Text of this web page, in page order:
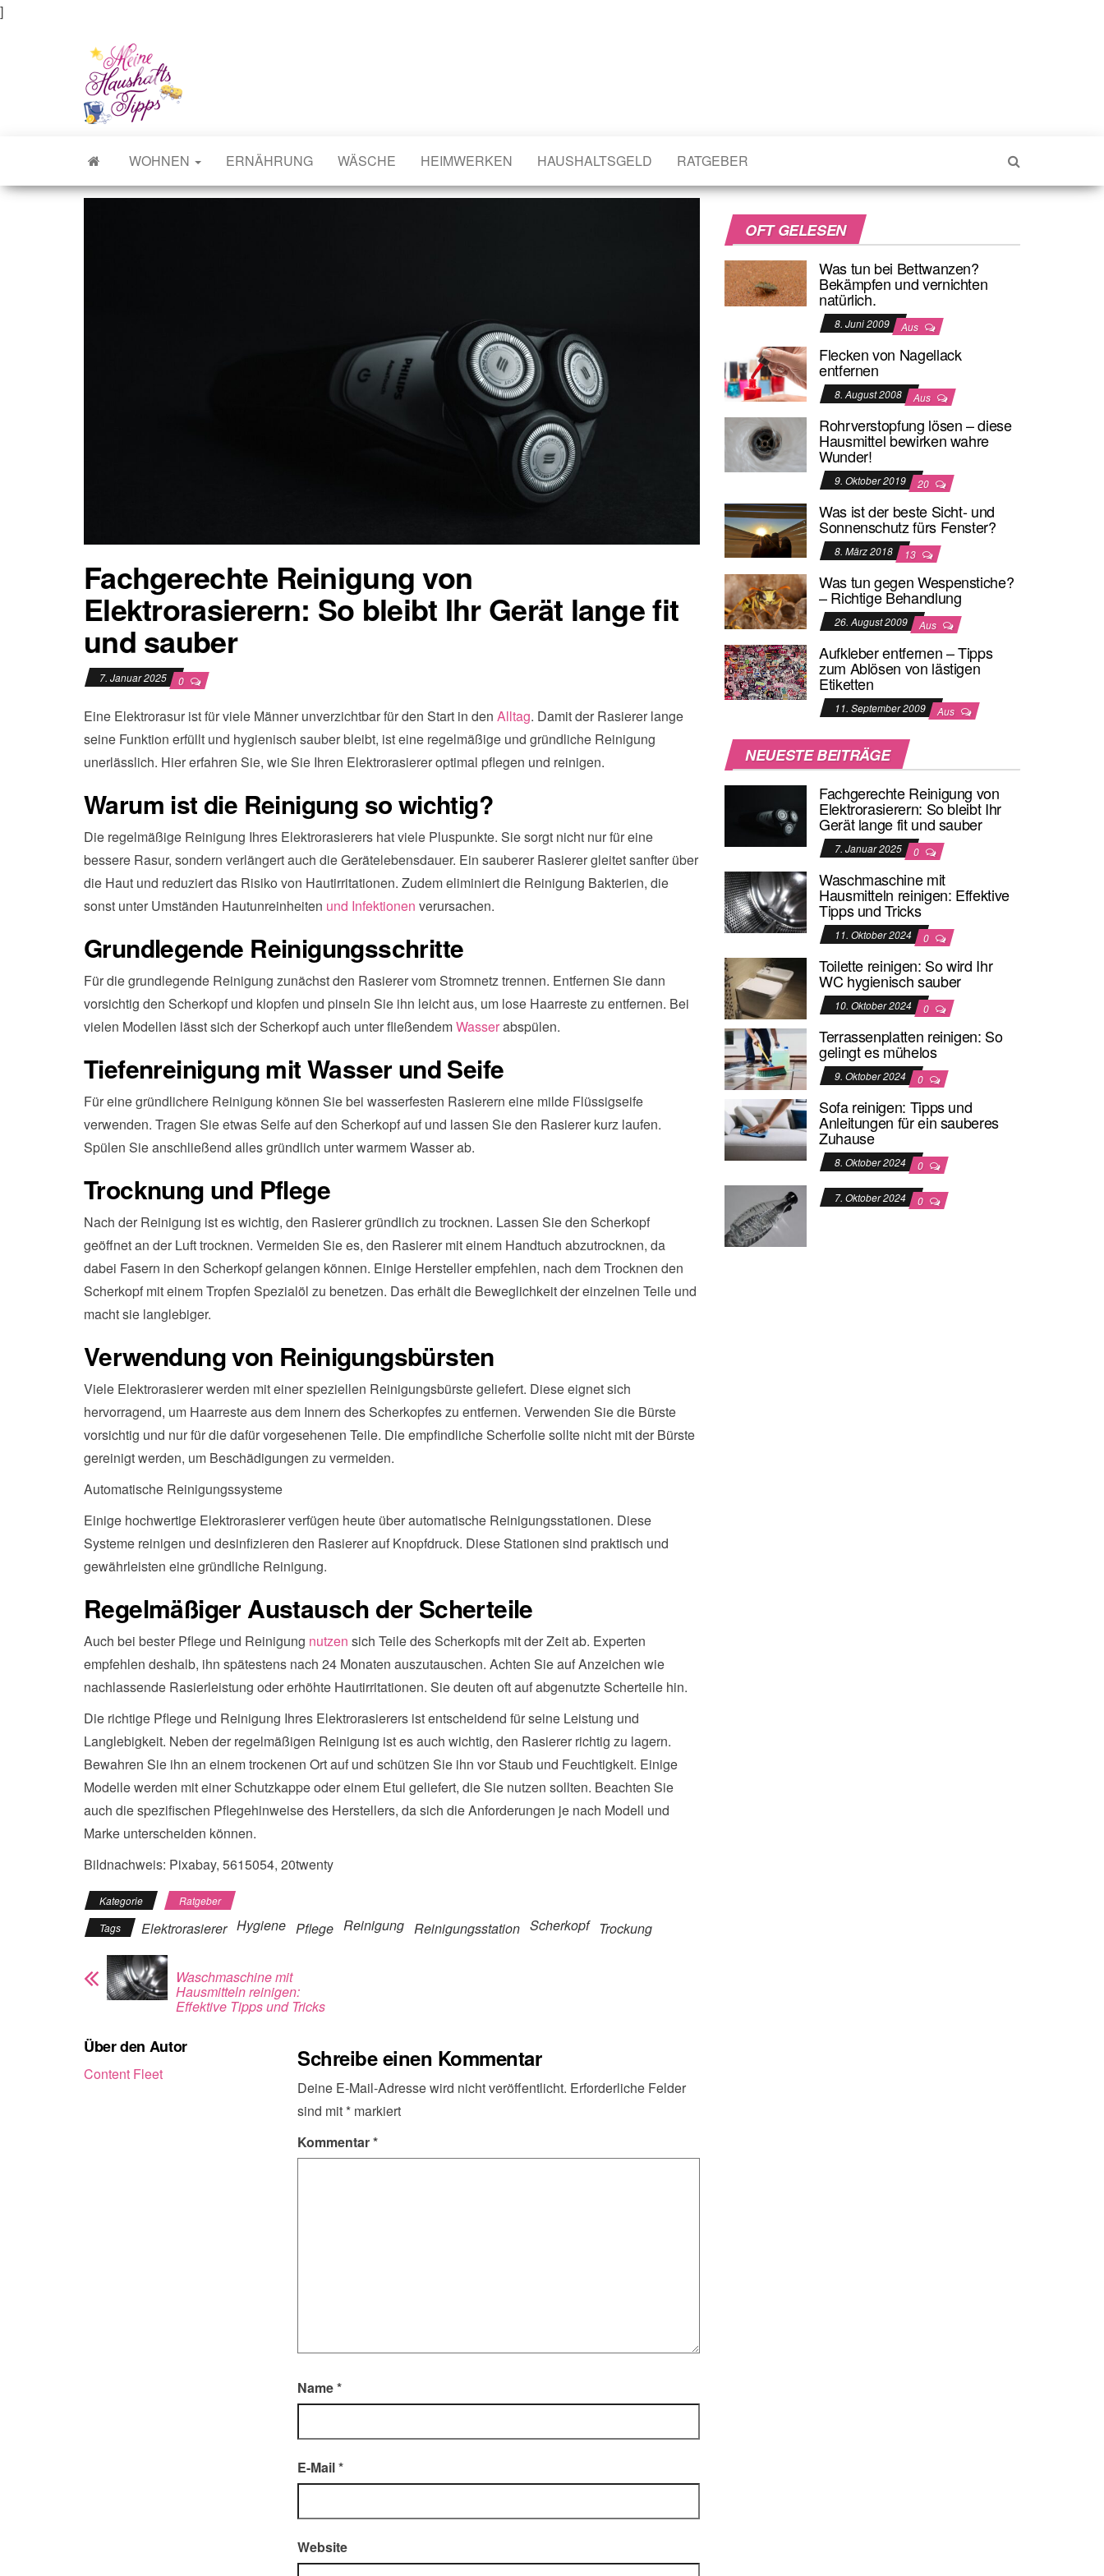
]
Meine Haushaltstipps
Das bisschen Haushalt . . .
WOHNEN ERNÄHRUNG WÄSCHE HEIMWERKEN HAUSHALTSGELD RATGEBER
Fachgerechte Reinigung von
Elektrorasierern: So bleibt Ihr Gerät lange fit
und sauber
7. Januar 2025 0
Eine Elektrorasur ist für viele Männer unverzichtbar für den Start in den Alltag. Damit der Rasierer lange
seine Funktion erfüllt und hygienisch sauber bleibt, ist eine regelmäßige und gründliche Reinigung
unerlässlich. Hier erfahren Sie, wie Sie Ihren Elektrorasierer optimal pflegen und reinigen.
Warum ist die Reinigung so wichtig?
Die regelmäßige Reinigung Ihres Elektrorasierers hat viele Pluspunkte. Sie sorgt nicht nur für eine
bessere Rasur, sondern verlängert auch die Gerätelebensdauer. Ein sauberer Rasierer gleitet sanfter über
die Haut und reduziert das Risiko von Hautirritationen. Zudem eliminiert die Reinigung Bakterien, die
sonst unter Umständen Hautunreinheiten und Infektionen verursachen.
Grundlegende Reinigungsschritte
Für die grundlegende Reinigung zunächst den Rasierer vom Stromnetz trennen. Entfernen Sie dann
vorsichtig den Scherkopf und klopfen und pinseln Sie ihn leicht aus, um lose Haarreste zu entfernen. Bei
vielen Modellen lässt sich der Scherkopf auch unter fließendemWasserabspülen.
Tiefenreinigung mit Wasser und Seife
Für eine gründlichere Reinigung können Sie bei wasserfesten Rasierern eine milde Flüssigseife
verwenden. Tragen Sie etwas Seife auf den Scherkopf auf und lassen Sie den Rasierer kurz laufen.
Spülen Sie anschließend alles gründlich unter warmem Wasser ab.
Trocknung und Pflege
Nach der Reinigung ist es wichtig, den Rasierer gründlich zu trocknen. Lassen Sie den Scherkopf
geöffnet an der Luft trocknen. Vermeiden Sie es, den Rasierer mit einem Handtuch abzutrocknen, da
dabei Fasern in den Scherkopf gelangen können. Einige Hersteller empfehlen, nach dem Trocknen den
Scherkopf mit einem Tropfen Spezialöl zu benetzen. Das erhält die Beweglichkeit der einzelnen Teile und
macht sie langlebiger.
Verwendung von Reinigungsbürsten
Viele Elektrorasierer werden mit einer speziellen Reinigungsbürste geliefert. Diese eignet sich
hervorragend, um Haarreste aus dem Innern des Scherkopfes zu entfernen. Verwenden Sie die Bürste
vorsichtig und nur für die dafür vorgesehenen Teile. Die empfindliche Scherfolie sollte nicht mit der Bürste
gereinigt werden, um Beschädigungen zu vermeiden.
Automatische Reinigungssysteme
Einige hochwertige Elektrorasierer verfügen heute über automatische Reinigungsstationen. Diese
Systeme reinigen und desinfizieren den Rasierer auf Knopfdruck. Diese Stationen sind praktisch und
gewährleisten eine gründliche Reinigung.
Regelmäßiger Austausch der Scherteile
Auch bei bester Pflege und Reinigung nutzen sich Teile des Scherkopfs mit der Zeit ab. Experten
empfehlen deshalb, ihn spätestens nach 24 Monaten auszutauschen. Achten Sie auf Anzeichen wie
nachlassende Rasierleistung oder erhöhte Hautirritationen. Sie deuten oft auf abgenutzte Scherteile hin.
Die richtige Pflege und Reinigung Ihres Elektrorasierers ist entscheidend für seine Leistung und
Langlebigkeit. Neben der regelmäßigen Reinigung ist es auch wichtig, den Rasierer richtig zu lagern.
Bewahren Sie ihn an einem trockenen Ort auf und schützen Sie ihn vor Staub und Feuchtigkeit. Einige
Modelle werden mit einer Schutzkappe oder einem Etui geliefert, die Sie nutzen sollten. Beachten Sie
auch die spezifischen Pflegehinweise des Herstellers, da sich die Anforderungen je nach Modell und
Marke unterscheiden können.
Bildnachweis: Pixabay, 5615054, 20twenty
Kategorie
Ratgeber
Tags
Elektrorasierer Hygiene Pflege Reinigung Reinigungsstation Scherkopf Trockung
Waschmaschine mit
Hausmitteln reinigen:
Effektive Tipps und Tricks
Über den Autor
Content Fleet
Schreibe einen Kommentar
Deine E-Mail-Adresse wird nicht veröffentlicht. Erforderliche Felder
sind mit *markiert
Kommentar*
Name*
E-Mail*
Website
OFT GELESEN
Was tun bei Bettwanzen?
Bekämpfen und vernichten
natürlich.
8. Juni 2009 Aus
Flecken von Nagellack
entfernen
8. August 2008 Aus
Rohrverstopfung lösen – diese
Hausmittel bewirken wahre
Wunder!
9. Oktober 2019 20
Was ist der beste Sicht- und
Sonnenschutz fürs Fenster?
8. März 2018 13
Was tun gegen Wespenstiche?
– Richtige Behandlung
26. August 2009 Aus
Aufkleber entfernen – Tipps
zum Ablösen von lästigen
Etiketten
11. September 2009 Aus
NEUESTE BEITRÄGE
Fachgerechte Reinigung von
Elektrorasierern: So bleibt Ihr
Gerät lange fit und sauber
7. Januar 2025 0
Waschmaschine mit
Hausmitteln reinigen: Effektive
Tipps und Tricks
11. Oktober 2024 0
Toilette reinigen: So wird Ihr
WC hygienisch sauber
10. Oktober 2024 0
Terrassenplatten reinigen: So
gelingt es mühelos
9. Oktober 2024 0
Sofa reinigen: Tipps und
Anleitungen für ein sauberes
Zuhause
8. Oktober 2024 0
7. Oktober 2024 0